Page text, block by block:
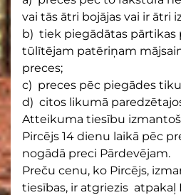
vai tās ātri bojājas vai ir ātri
b) tiek piegādātas pārtikas
tūlītējam patēriņam
preces;
c) preces pēc piegādes
d) citos likumā
Atteikuma tiesību
Pircējs 14 dienu laikā pēc
nogādā preci Pārdevējam.
Preču cenu, ko Pircējs,
tiesības, ir atgriezis atpakaļ